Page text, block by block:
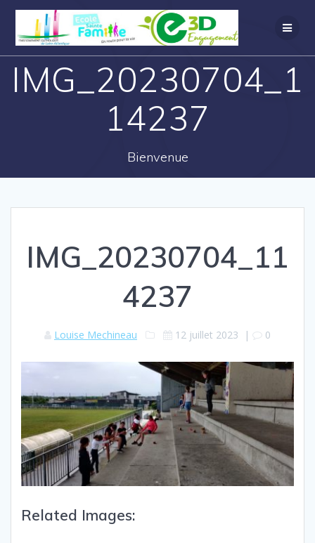
IMG_20230704_1
14237
Bienvenue
IMG_20230704_11
4237
Louise Mechineau 12 juillet 2023 | 0
Related Images: